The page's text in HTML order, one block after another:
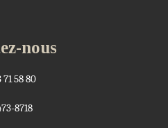
nous
71 58 80
8718